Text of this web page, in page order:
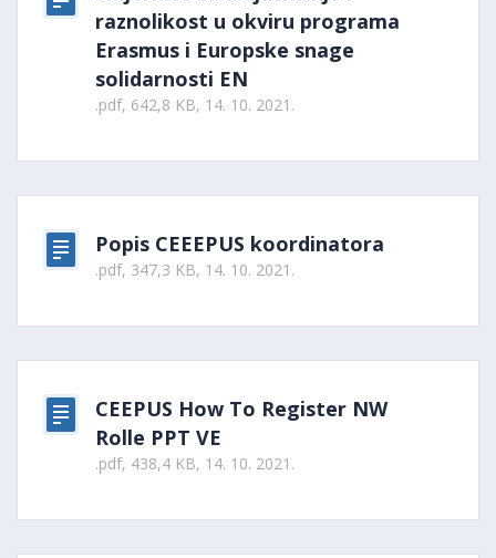
raznolikost u okviru programa
Erasmus i Europske snage
solidarnosti EN
.pdf, 642,8 KB, 14. 10. 2021.
Popis CEEEPUS koordinatora
.pdf, 347,3 KB, 14. 10. 2021.
CEEPUS How To Register NW
Rolle PPT VE
.pdf, 438,4 KB, 14. 10. 2021.